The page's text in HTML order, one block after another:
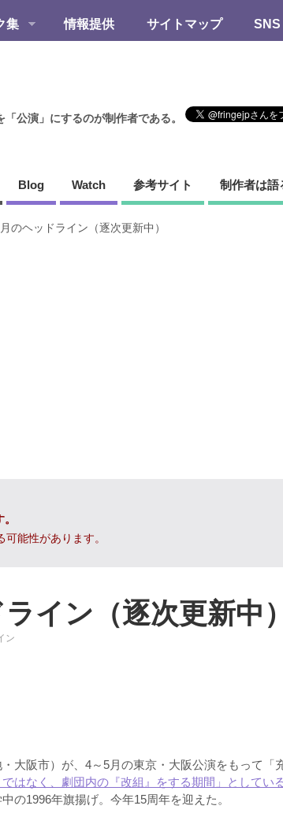
集 情報提供 サイトマップ SNS
「公演」にするのが制作者である。
Blog Watch 参考サイト 制作者は語
のヘッドライン（逐次更新中）
能性があります。
イン（逐次更新中）
ン
大阪市）が、4～5月の東京・大阪公演をもって「
ではなく、劇団内の『改組』をする期間」としている
の1996年旗揚げ。今年15周年を迎えた。